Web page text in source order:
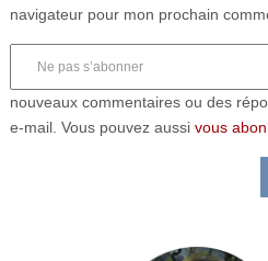
navigateur pour mon prochain
nouveaux commentaires ou des
e-mail. Vous pouvez aussi vous